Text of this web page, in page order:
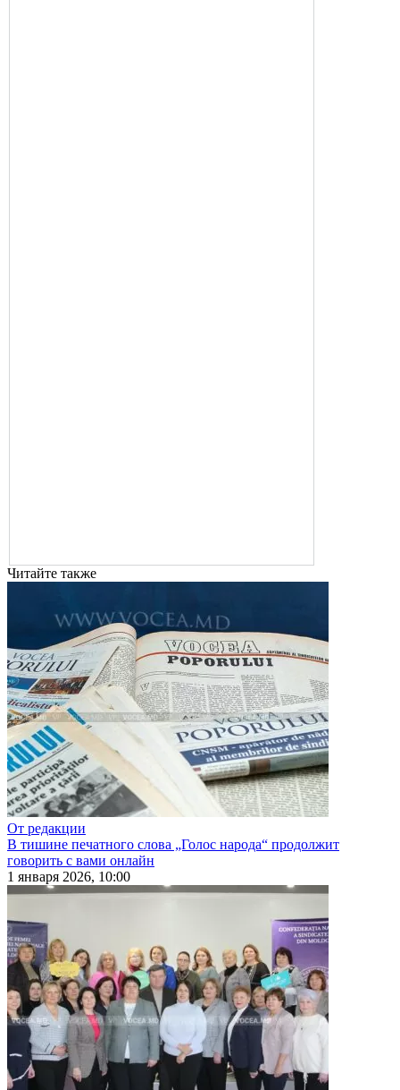
Читайте также
От редакции
В тишине печатного слова „Голос народа“ продолжит
говорить с вами онлайн
1 января 2026, 10:00